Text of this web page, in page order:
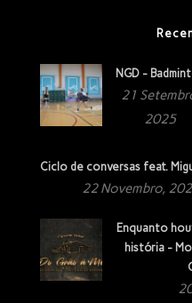
NGD -
21
2025
Ciclo de conversas feat.
22 Novembro,
Enquanto
história -